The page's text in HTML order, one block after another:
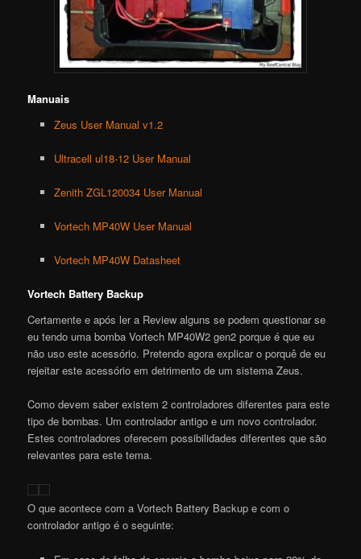
Manuais
Zeus User Manual v1.2
Ultracell ul18-12 User Manual
Zenith ZGL120034 User Manual
Vortech MP40W User Manual
Vortech MP40W Datasheet
Vortech Battery Backup
Certamente e após ler a Review alguns se podem questionar se
eu tendo uma bomba Vortech MP40W2 gen2 porque é que eu
não uso este acessório. Pretendo agora explicar o porquê de eu
rejeitar este acessório em detrimento de um sistema Zeus.
Como devem saber existem 2 controladores diferentes para este
tipo de bombas. Um controlador antigo e um novo controlador.
Estes controladores oferecem possibilidades diferentes que são
relevantes para este tema.
O que acontece com aVortech Battery Backup e com o
controlador antigo é o seguinte: